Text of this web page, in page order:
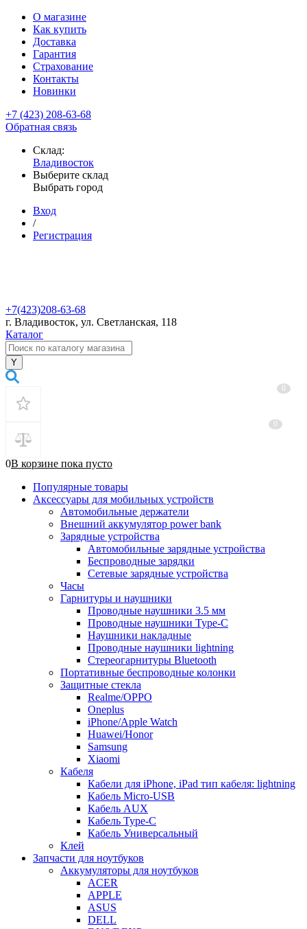
О магазине
Как купить
Доставка
Гарантия
Страхование
Контакты
Новинки
+7 (423) 208-63-68
Обратная связь
Склад:
Владивосток
Выберите склад
Выбрать город
Вход
/
Регистрация
+7(423)208-63-68
г. Владивосток, ул. Светланская, 118
Каталог
0В корзине пока пусто
Популярные товары
Аксессуары для мобильных устройств
Автомобильные держатели
Внешний аккумулятор power bank
Зарядные устройства
Автомобильные зарядные устройства
Беспроводные зарядки
Сетевые зарядные устройства
Часы
Гарнитуры и наушники
Проводные наушники 3.5 мм
Проводные наушники Type-C
Наушники накладные
Проводные наушники lightning
Стереогарнитуры Bluetooth
Портативные беспроводные колонки
Защитные стекла
Realme/OPPO
Oneplus
iPhone/Apple Watch
Huawei/Honor
Samsung
Xiaomi
Кабеля
Кабели для iPhone, iPad тип кабеля: lightning
Кабель Micro-USB
Кабель AUX
Кабель Type-C
Кабель Универсальный
Клей
Запчасти для ноутбуков
Аккумуляторы для ноутбуков
ACER
APPLE
ASUS
DELL